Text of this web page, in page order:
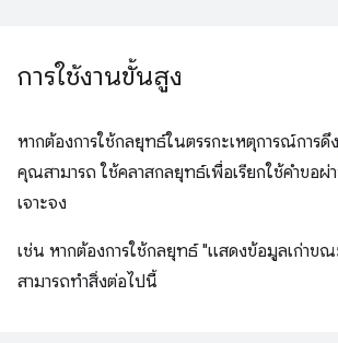
การใช้งานขั้นสูง
หากต้องการใช้กลยุทธ์ในตรรกะเหตุการณ์การ
คุณสามารถ ใช้คลาสกลยุทธ์เพื่อเรียกใช้คำขอ
เจาะจง
เช่น หากต้องการใช้กลยุทธ์ "แสดงข้อมูลเก่าข
สามารถทำสิ่งต่อไปนี้